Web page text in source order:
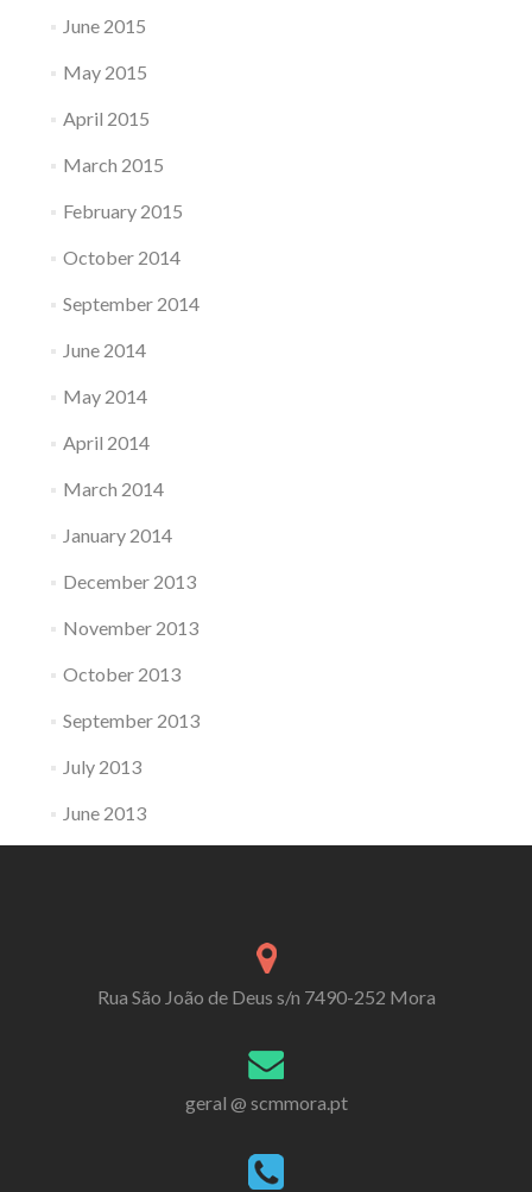
June 2015
May 2015
April 2015
March 2015
February 2015
October 2014
September 2014
June 2014
May 2014
April 2014
March 2014
January 2014
December 2013
November 2013
October 2013
September 2013
July 2013
June 2013
Rua São João de Deus s/n 7490-252 Mora
geral @ scmmora.pt